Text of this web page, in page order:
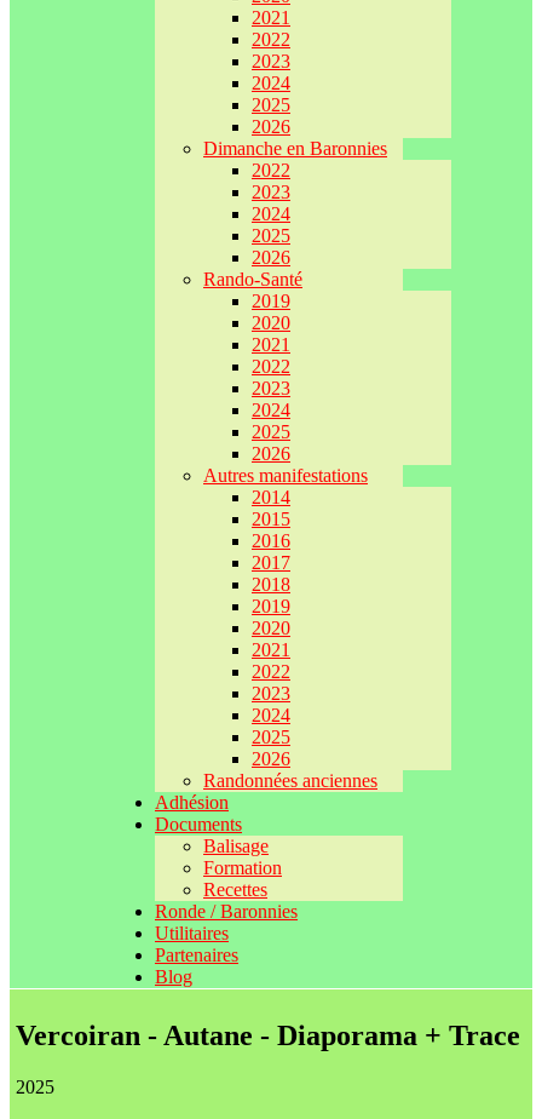
2021
2022
2023
2024
2025
2026
Dimanche en Baronnies
2022
2023
2024
2025
2026
Rando-Santé
2019
2020
2021
2022
2023
2024
2025
2026
Autres manifestations
2014
2015
2016
2017
2018
2019
2020
2021
2022
2023
2024
2025
2026
Randonnées anciennes
Adhésion
Documents
Balisage
Formation
Recettes
Ronde / Baronnies
Utilitaires
Partenaires
Blog
Vercoiran - Autane - Diaporama + Trace
2025